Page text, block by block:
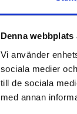
Denna
Vi använder
sociala medier
till de sociala
med annan